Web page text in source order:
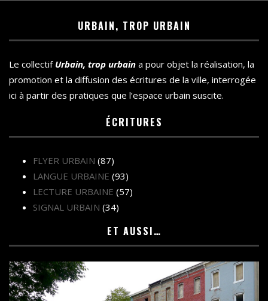
URBAIN, TROP URBAIN
Le collectif Urbain, trop urbain a pour objet la réalisation, la
promotion et la diffusion des écritures de la ville, interrogée
ici à partir des pratiques que l’espace urbain suscite.
ÉCRITURES
FLYER URBAIN (87)
LANGUE URBAINE (93)
LECTURE URBAINE (57)
SIGNAL URBAIN (34)
ET AUSSI…